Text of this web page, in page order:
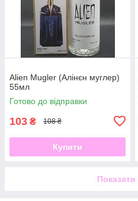
Alien Mugler (Алінєн муглер)
55мл
Готово до відправки
103 ₴ 108 ₴
Купити